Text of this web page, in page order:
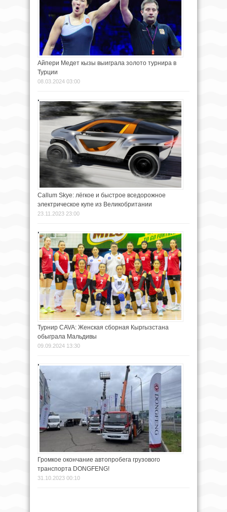
Айпери Медет кызы выиграла золото турнира в
Турции
08.03.2024 03:00
Callum Skye: лёгкое и быстрое вcедорожное
электрическое купе из Великобритании
23.11.2023 23:00
Турнир CAVA: Женская сборная Кыргызстана
обыграла Мальдивы
09.09.2024 13:30
Громкое окончание автопробега грузового
транспорта DONGFENG!
31.10.2023 00:10